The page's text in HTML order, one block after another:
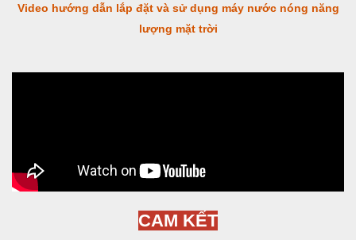
Video hướng dẫn lắp đặt và sử dụng máy nước nóng năng
lượng mặt trời
CAM KẾT